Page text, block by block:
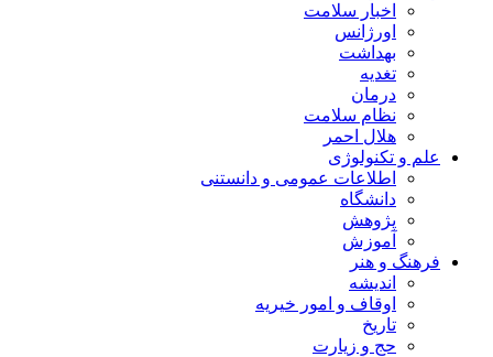
اخبار سلامت
اورژانس
بهداشت
تغدیه
درمان
نظام سلامت
هلال احمر
علم و تکنولوژی
اطلاعات عمومی و دانستنی
دانشگاه
پژوهش
آموزش
فرهنگ و هنر
اندیشه
اوقاف و امور خیریه
تاریخ
حج و زیارت